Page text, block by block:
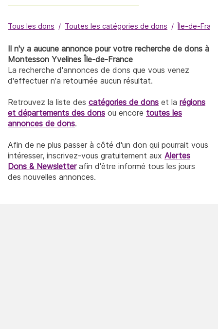
Tous les dons Toutes les catégories de dons Île-de-
Il n'y a aucune annonce pour votre recherche de dons à
Montesson Yvelines Île-de-France
La recherche d'annonces de dons que vous venez
d'effectuer n'a retournée aucun résultat.
Retrouvez la liste des catégories de dons et la régions
et départements des dons ou encore toutes les
annonces de dons.
Afin de ne plus passer à côté d'un don qui pourrait vous
intéresser, inscrivez-vous gratuitement aux Alertes
Dons & Newsletterafin d'être informé tous les jours
des nouvelles annonces.